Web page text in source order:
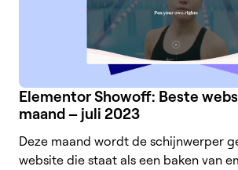
Elementor Showoff: Beste
maand – juli 2023
Deze maand wordt de schijnwerper
website die staat als een baken van